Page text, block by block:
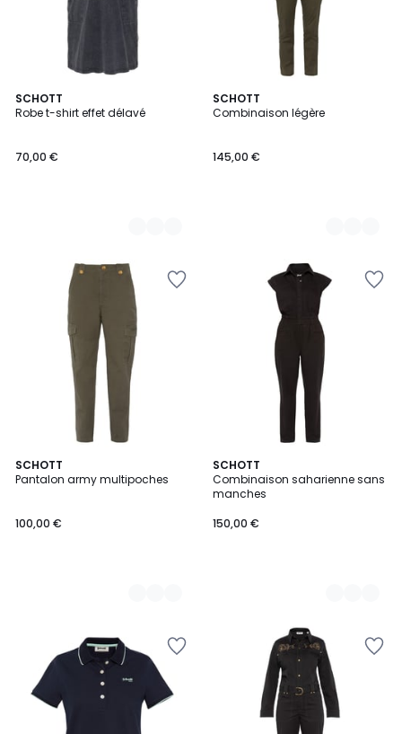
SCHOTT
Robe t-shirt effet délavé
70,00 €
2
Couleurs
SCHOTT
Combinaison légère
145,00 €
3
Couleurs
SCHOTT
Pantalon army multipoches
100,00 €
2
Couleurs
SCHOTT
Combinaison saharienne sans
manches
150,00 €
3
Couleurs